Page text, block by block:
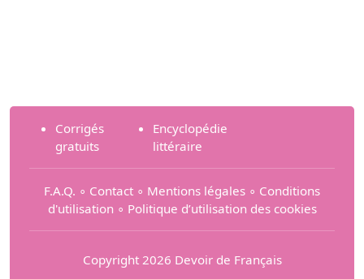
Corrigés
gratuits
Encyclopédie
littéraire
F.A.Q. ∘ Contact ∘ Mentions légales ∘ Conditions
d'utilisation ∘ Politique d’utilisation des cookies
Copyright 2026 Devoir de Français